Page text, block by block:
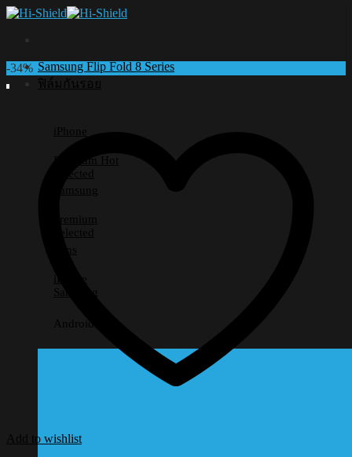
Skip
Samsung Flip Fold 8 Series
ฟิล์มกันรอย
iPhone
Premium
Selected
Samsung
Premium
Selected
Lens
iPhone
Samsung
Android อื่นๆ
-34%
Add to wishlist